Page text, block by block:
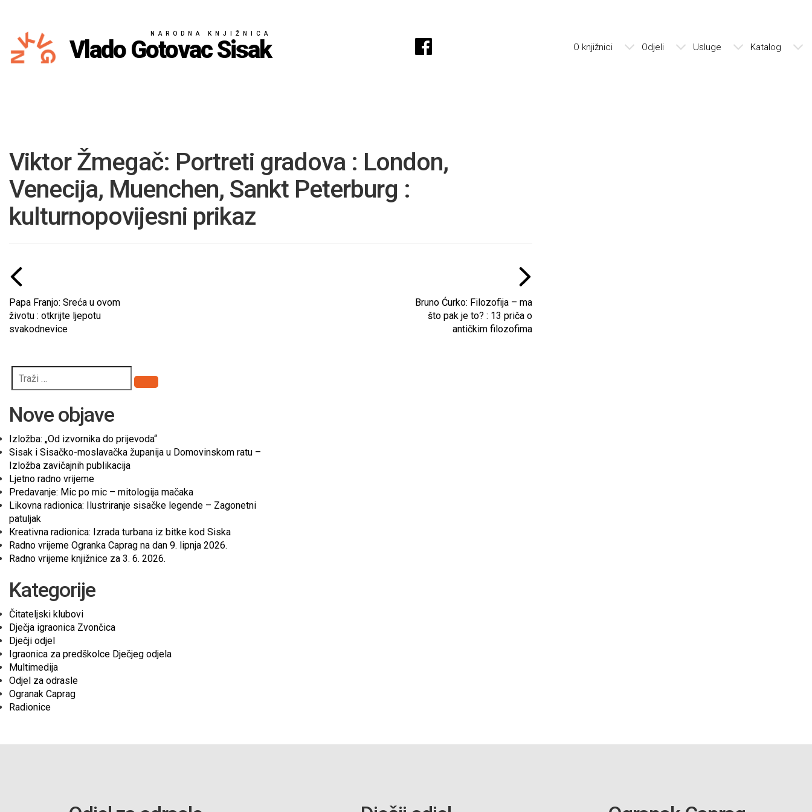
NARODNA KNJIŽNICA
Vlado Gotovac Sisak O knjižnici Odjeli Usluge Katalog
Viktor Žmegač: Portreti gradova : London,
Venecija, Muenchen, Sankt Peterburg :
kulturnopovijesni prikaz
Papa Franjo: Sreća u ovom
životu : otkrijte ljepotu
svakodnevice
Bruno Ćurko: Filozofija – ma
što pak je to? : 13 priča o
antičkim filozofima
Pretraži
Nove objave
Izložba: „Od izvornika do prijevoda“
Sisak i Sisačko-moslavačka županija u Domovinskom ratu –
Izložba zavičajnih publikacija
Ljetno radno vrijeme
Predavanje: Mic po mic – mitologija mačaka
Likovna radionica: Ilustriranje sisačke legende – Zagonetni
patuljak
Kreativna radionica: Izrada turbana iz bitke kod Siska
Radno vrijeme Ogranka Caprag na dan 9. lipnja 2026.
Radno vrijeme knjižnice za 3. 6. 2026.
Kategorije
Čitateljski klubovi
Dječja igraonica Zvončica
Dječji odjel
Igraonica za predškolce Dječjeg odjela
Multimedija
Odjel za odrasle
Ogranak Caprag
Radionice